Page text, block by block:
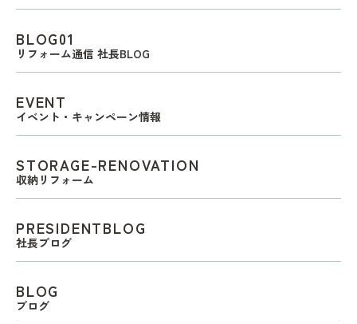
BLOG01
リフォーム通信 社長BLOG
EVENT
イベント・キャンペーン情報
STORAGE-RENOVATION
収納リフォーム
PRESIDENTBLOG
社長ブログ
BLOG
ブログ